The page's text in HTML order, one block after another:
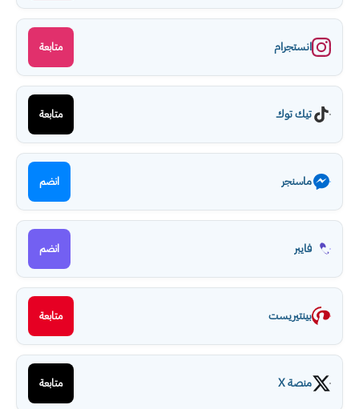
انستجرام متابعة
تيك توك متابعة
ماسنجر انضم
فايبر انضم
بينتيريست متابعة
منصة X متابعة